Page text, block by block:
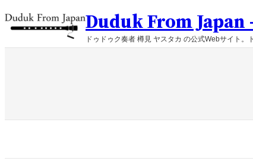
容
ス
Duduk From Japan
ドゥドゥク奏者 樽見 ヤスタカ の公式Webサイト